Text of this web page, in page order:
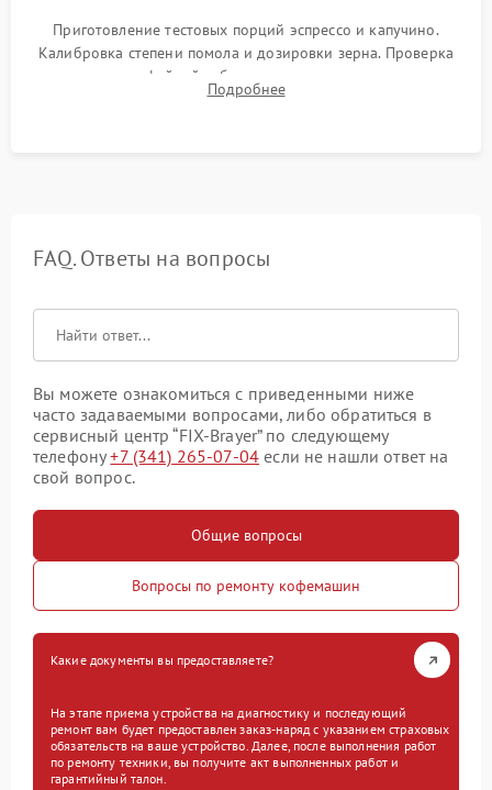
Приготовление тестовых порций эспрессо и капучино.
Калибровка степени помола и дозировки зерна. Проверка
плотности кофейной таблетки, температуры напитка и
качества молочной пены. Контроль отсутствия посторонних
Подробнее
FAQ. Ответы на вопросы
Вы можете ознакомиться с приведенными ниже
часто задаваемыми вопросами, либо обратиться в
сервисный центр “FIX-Brayer” по следующему
телефону+7 (341) 265-07-04 если не нашли ответ на
свой вопрос.
Общие вопросы
Вопросы по ремонту кофемашин
Какие документы вы предоставляете?
На этапе приема устройства на диагностику и последующий
ремонт вам будет предоставлен заказ-наряд с указанием страховых
обязательств на ваше устройство. Далее, после выполнения работ
по ремонту техники, вы получите акт выполненных работ и
гарантийный талон.